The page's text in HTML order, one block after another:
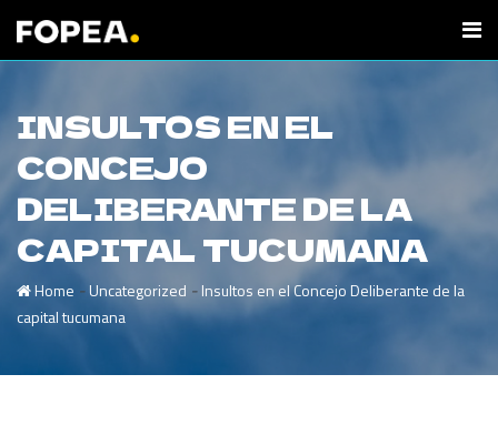
INSULTOS EN EL
CONCEJO
DELIBERANTE DE LA
CAPITAL TUCUMANA
Home -Uncategorized -Insultos en el Concejo Deliberante de la
capital tucumana